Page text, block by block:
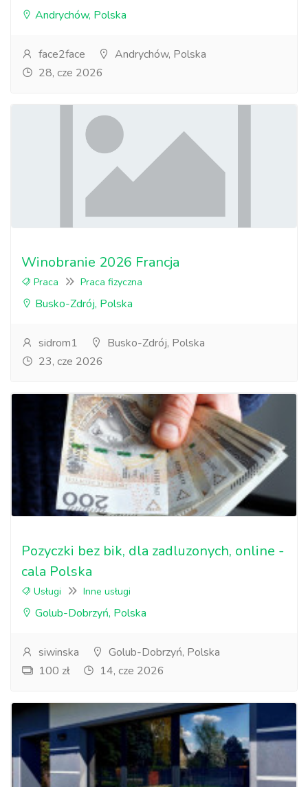
Andrychów, Polska
face2face
Andrychów, Polska
28, cze 2026
Winobranie 2026 Francja
Praca Praca fizyczna
Busko-Zdrój, Polska
sidrom1
Busko-Zdrój, Polska
23, cze 2026
Pozyczki bez bik, dla zadluzonych, online -
cala Polska
Usługi Inne usługi
Golub-Dobrzyń, Polska
siwinska
Golub-Dobrzyń, Polska
100 zł
14, cze 2026